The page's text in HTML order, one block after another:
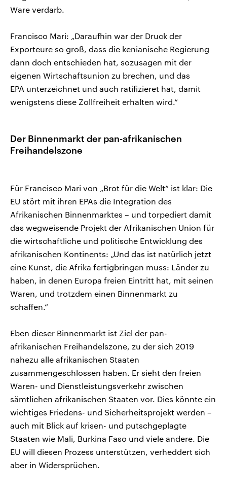
Ware verdarb.
Francisco Mari: „Daraufhin war der Druck der
Exporteure so groß, dass die kenianische Regierung
dann doch entschieden hat, sozusagen mit der
eigenen Wirtschaftsunion zu brechen, und das
EPA unterzeichnet und auch ratifizieret hat, damit
wenigstens diese Zollfreiheit erhalten wird.“
Der Binnenmarkt der pan-afrikanischen
Freihandelszone
Für Francisco Mari von „Brot für die Welt“ ist klar: Die
EU stört mit ihren EPAs die Integration des
Afrikanischen Binnenmarktes – und torpediert damit
das wegweisende Projekt der Afrikanischen Union für
die wirtschaftliche und politische Entwicklung des
afrikanischen Kontinents: „Und das ist natürlich jetzt
eine Kunst, die Afrika fertigbringen muss: Länder zu
haben, in denen Europa freien Eintritt hat, mit seinen
Waren, und trotzdem einen Binnenmarkt zu
schaffen.“
Eben dieser Binnenmarkt ist Ziel der pan-
afrikanischen Freihandelszone, zu der sich 2019
nahezu alle afrikanischen Staaten
zusammengeschlossen haben. Er sieht den freien
Waren- und Dienstleistungsverkehr zwischen
sämtlichen afrikanischen Staaten vor. Dies könnte ein
wichtiges Friedens- und Sicherheitsprojekt werden –
auch mit Blick auf krisen- und putschgeplagte
Staaten wie Mali, Burkina Faso und viele andere. Die
EU will diesen Prozess unterstützen, verheddert sich
aber in Widersprüchen.